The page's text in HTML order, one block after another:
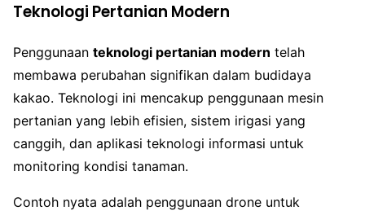
Teknologi Pertanian Modern
Penggunaan teknologi pertanian modern telah
membawa perubahan signifikan dalam budidaya
kakao. Teknologi ini mencakup penggunaan mesin
pertanian yang lebih efisien, sistem irigasi yang
canggih, dan aplikasi teknologi informasi untuk
monitoring kondisi tanaman.
Contoh nyata adalah penggunaan drone untuk